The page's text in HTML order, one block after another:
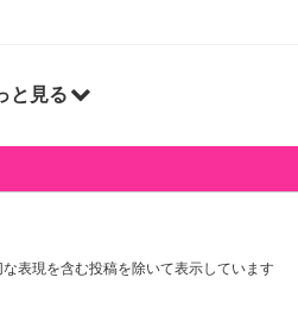
た管理栄養士推奨ゼリー飲料です。
寒天入りで、たっぷり果汁のフル
、おやつやレジャー、小腹満たしに
と見る
表現を含む投稿を除いて表示しています